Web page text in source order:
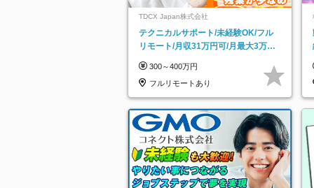
TDCX Japan株式会社
テクニカルサポート/未経験OK/フル
リモート/月収31万円可/月最大3万の
300～400万円
フルリモートあり